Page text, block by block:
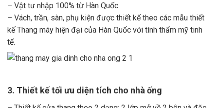
– Vật tư nhập 100% từ Hàn Quốc
– Vách, trần, sàn, phụ kiện được thiết kế theo các mẫu thiết
kế Thang máy hiện đại của Hàn Quốc với tính thẩm mỹ tinh
tế.
3. Thiết kế tối ưu diện tích cho nhà ống